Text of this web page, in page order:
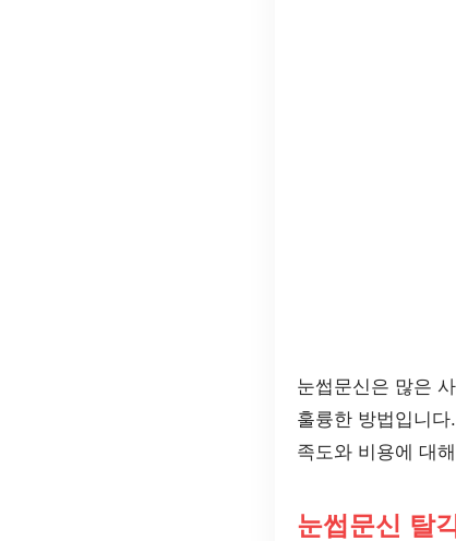
눈썹문신은 많은
훌륭한 방법입니
족도와 비용에 대
눈썹문신 탈